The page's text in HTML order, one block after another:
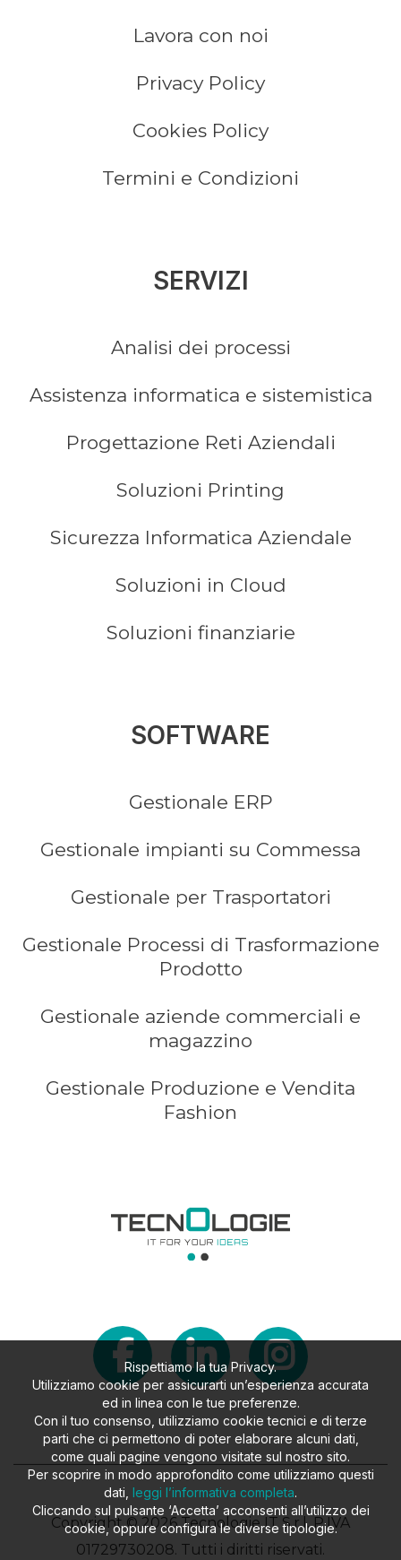
Lavora con noi
Privacy Policy
Cookies Policy
Termini e Condizioni
SERVIZI
Analisi dei processi
Assistenza informatica e sistemistica
Progettazione Reti Aziendali
Soluzioni Printing
Sicurezza Informatica Aziendale
Soluzioni in Cloud
Soluzioni finanziarie
SOFTWARE
Gestionale ERP
Gestionale impianti su Commessa
Gestionale per Trasportatori
Gestionale Processi di Trasformazione
Prodotto
Gestionale aziende commerciali e
magazzino
Gestionale Produzione e Vendita
Fashion
Copyright © 2026 Tecnologie IT S.r.l. P.IVA
01729730208. Tutti i diritti riservati.
Rispettiamo la tua Privacy.
Utilizziamo cookie per assicurarti un’esperienza accurata
ed in linea con le tue preferenze.
Con il tuo consenso, utilizziamo cookie tecnici e di terze
parti che ci permettono di poter elaborare alcuni dati,
come quali pagine vengono visitate sul nostro sito.
Per scoprire in modo approfondito come utilizziamo questi
dati, leggi l’informativa completa.
Cliccando sul pulsante ‘Accetta’ acconsenti all’utilizzo dei
cookie, oppure configura le diverse tipologie.